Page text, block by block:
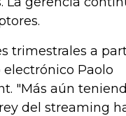
trimestrales a
Paolo
"Más aún
del streaming